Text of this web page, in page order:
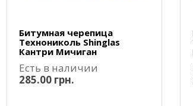
Битумная черепица
Технониколь Shinglas
Кантри Мичиган
Есть в наличии
285.00 грн.